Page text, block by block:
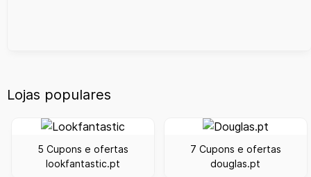
Lojas populares
5 Cupons e ofertas
lookfantastic.pt
7 Cupons e ofertas
douglas.pt